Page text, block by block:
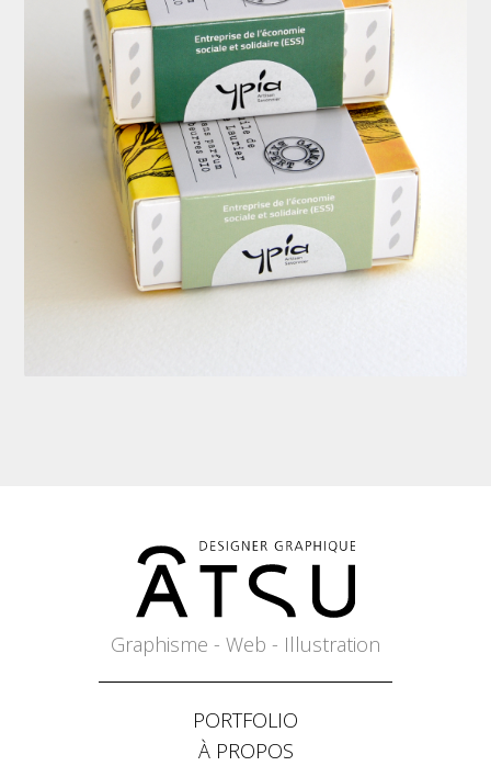
Graphisme - Web - Illustration
PORTFOLIO
À PROPOS